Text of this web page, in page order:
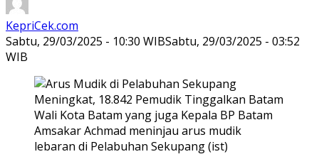
KepriCek.com
Sabtu, 29/03/2025 - 10:30 WIBSabtu, 29/03/2025 - 03:52
WIB
Wali Kota Batam yang juga Kepala BP Batam
Amsakar Achmad meninjau arus mudik
lebaran di Pelabuhan Sekupang (ist)